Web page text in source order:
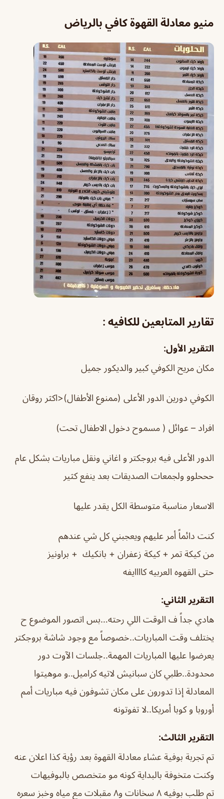
منيو معادلة القهوة كافي بالرياض
تقارير المتابعين للكافيه :
التقرير الأول:
مكان مريح الكوفي كبير والديكور جميل
الكوفي دورين الدور الأعلى (ممنوع الأطفال)<اكثر روقان
افراد – عوائل ( مسموح دخول الاطفال تحت)
الدور الأعلى فيه بروجكتر و اغاني ونقل مباريات بشكل عام
حححلوو ولجمعات الصديقات بعد ينفع كثير
الاسعار مناسبة متوسطة الكل يقدر عليها
كنت دائماً أمر عليهم ويعجبني كل شي عندهم
من كيكة تمر + كيكة زعفران + بانكيك + براونيز
حتى القهوه العربيه كاااايفه
التقرير الثاني:
هادي جداً ف الوقت اللي رحته…بس اتصور الموضوع ح
يختلف وقت المباريات..خصوصاً مع وجود شاشة بروجكتر
يعرضوا عليها المباريات المهمة..جلسات الآوت دور
محدودة..طلبي كان سبانيش لاتيه كراميل..و موهيتوا
المعادلة إذا تدورون على مكان تشوفون فيه مباريات أمم
أوروبا و كوبا أمريكا..لا تفوتونه
التقرير الثالث:
تم تجربة بوفية عشاء معادلة القهوة بعد رؤية كذا اعلان عنه
وكنت متخوفة بالبداية كونه مو متخصص بالبوفيهات
تم طلب بوفيه ٨ سخانات و٨ مقبلات مع مياه وخبز سعره